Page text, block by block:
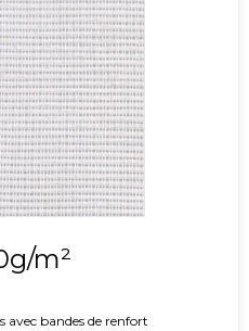
m²
avec bandes de renfort